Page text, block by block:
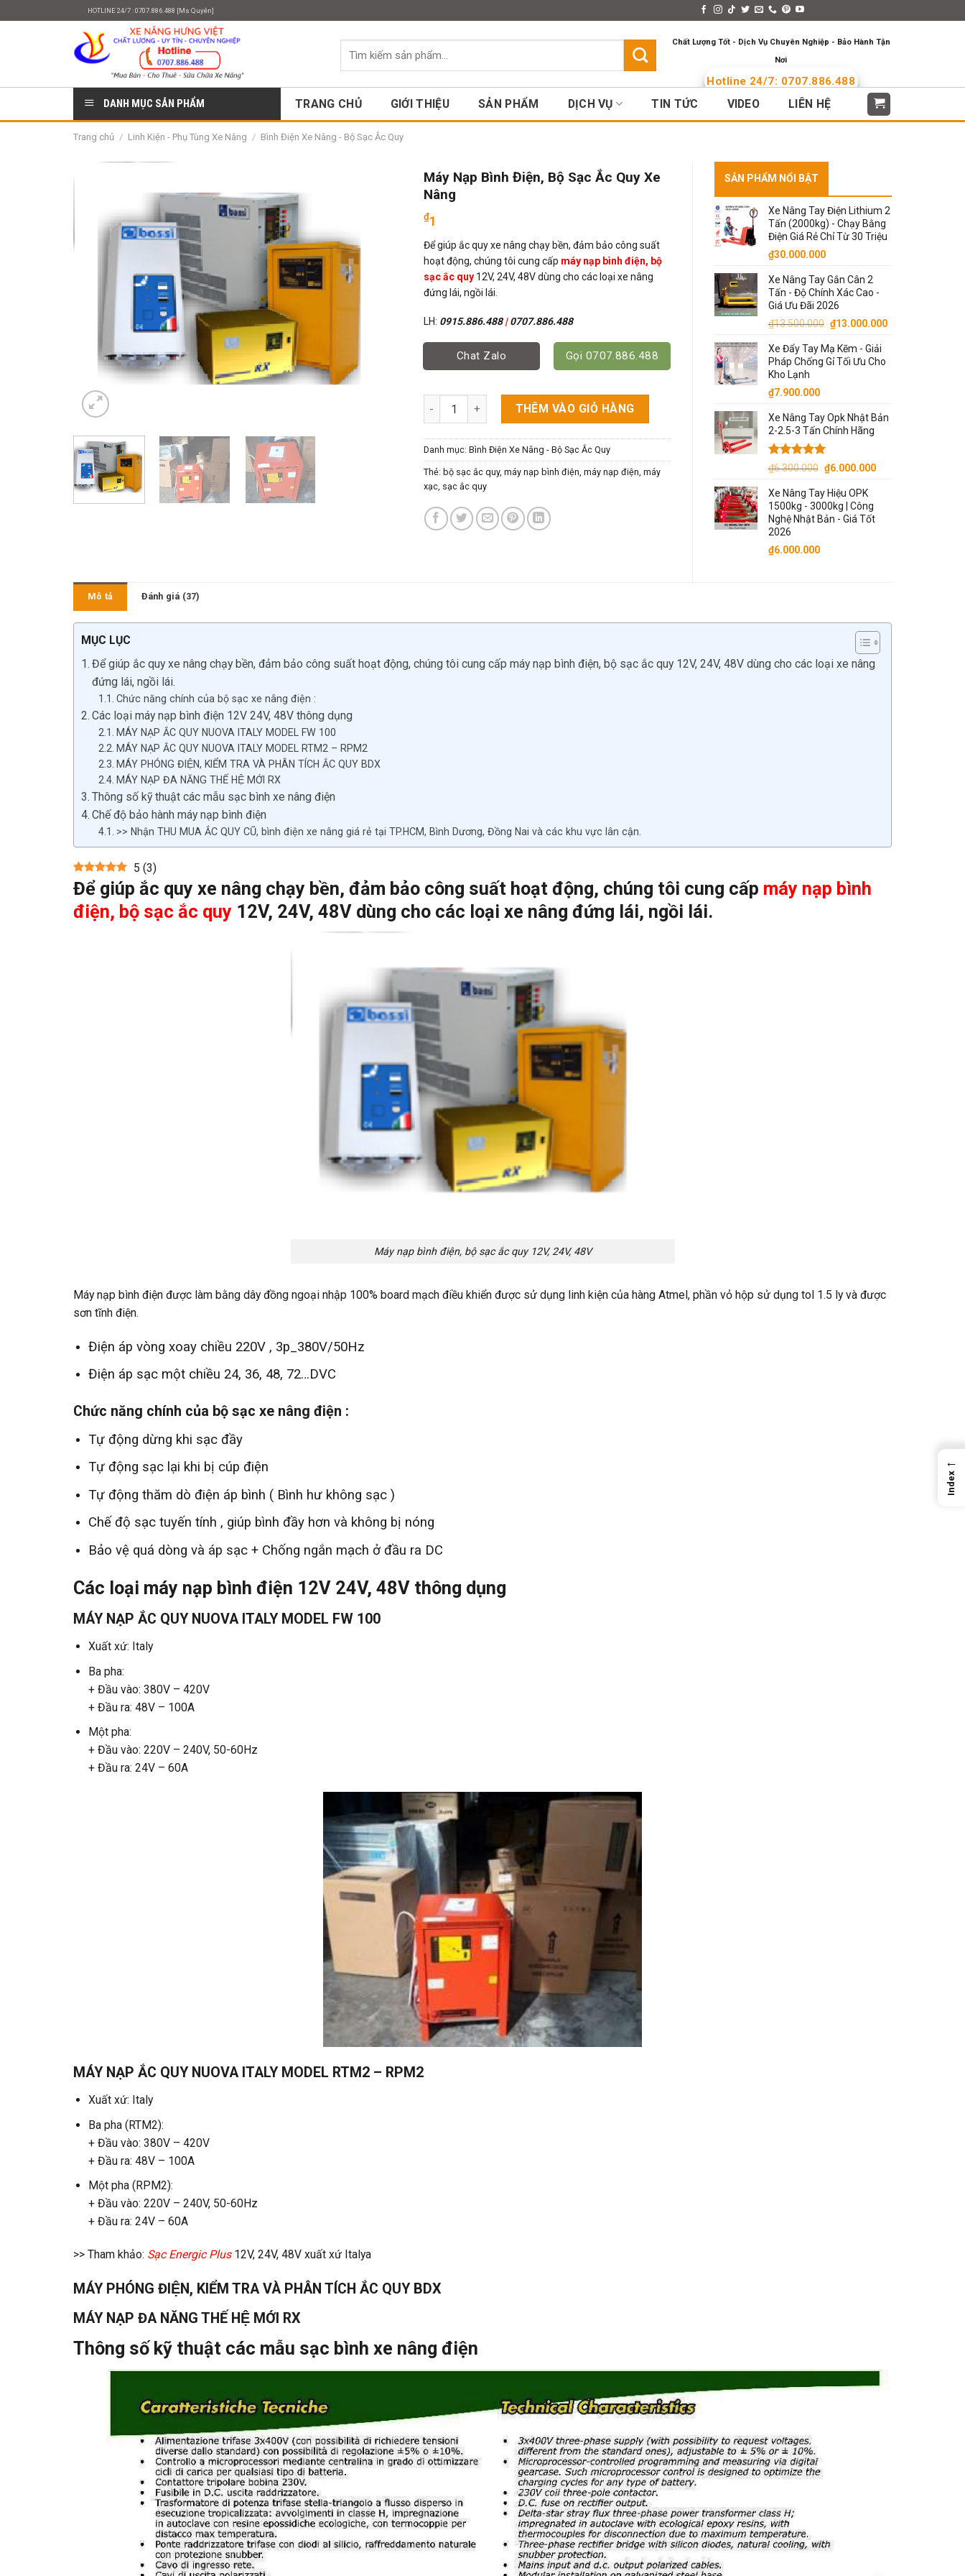
HOTLINE 24/7 : 0707.886.488 [Ms Quyên]
Tìm
Chất Lượng Tốt - Dịch Vụ Chuyên Nghiệp - Bảo Hành Tận
Nơi
Hotline 24/7: 0707.886.488
DANH MỤC SẢN PHẨM
TRANG CHỦ GIỚI THIỆU SẢN PHẨM DỊCH VỤ TIN TỨC VIDEO LIÊN HỆ
Trang chủ / Linh Kiện - Phụ Tùng Xe Nâng / Bình Điện Xe Nâng - Bộ Sạc Ắc Quy
Máy Nạp Bình Điện, Bộ Sạc Ắc Quy Xe
Nâng
₫1
Để giúp ắc quy xe nâng chạy bền, đảm bảo công suất
hoạt động, chúng tôi cung cấp máy nạp bình điện, bộ
sạc ắc quy12V, 24V, 48V dùng cho các loại xe nâng
đứng lái, ngồi lái.
LH: 0915.886.488|0707.886.488
Chat Zalo Gọi 0707.886.488
Máy Nạp Bình Điện, Bộ Sạc Ắc Quy Xe Nâng số lượng
THÊM VÀO GIỎ HÀNG
Danh mục: Bình Điện Xe Nâng - Bộ Sạc Ắc Quy
Thẻ: bộ sạc ắc quy, máy nạp bình điện, máy nạp điện, máy
xạc, sạc ắc quy
SẢN PHẨM NỔI BẬT
Xe Nâng Tay Điện Lithium 2
Tấn (2000kg) - Chạy Bằng
Điện Giá Rẻ Chỉ Từ 30 Triệu
₫30.000.000
Xe Nâng Tay Gắn Cân 2
Tấn - Độ Chính Xác Cao -
Giá Ưu Đãi 2026
₫13.500.000 Giá
là:
₫13.500.000.
₫13.000.000Giá
Xe Đẩy Tay Mạ Kẽm - Giải
Pháp Chống Gỉ Tối Ưu Cho
Kho Lạnh
₫7.900.000
Xe Nâng Tay Opk Nhật Bản
2-2.5-3 Tấn Chính Hãng
Được xếp
5 sao
₫6.300.000 Giá
là:
₫6.300.000.
₫6.000.000Giá
₫6.000.000.
Xe Nâng Tay Hiệu OPK
1500kg - 3000kg | Công
Nghệ Nhật Bản - Giá Tốt
2026
₫6.000.000
Mô tả Đánh giá (37)
MỤC LỤC
Để giúp ắc quy xe nâng chạy bền, đảm bảo công suất hoạt động, chúng tôi cung cấp máy nạp bình điện, bộ sạc ắc quy 12V, 24V, 48V dùng cho các loại xe nâng
đứng lái, ngồi lái.
Chức năng chính của bộ sạc xe nâng điện :
Các loại máy nạp bình điện 12V 24V, 48V thông dụng
MÁY NẠP ẮC QUY NUOVA ITALY MODEL FW 100
MÁY NẠP ẮC QUY NUOVA ITALY MODEL RTM2 – RPM2
MÁY PHÓNG ĐIỆN, KIỂM TRA VÀ PHÂN TÍCH ẮC QUY BDX
MÁY NẠP ĐA NĂNG THẾ HỆ MỚI RX
Thông số kỹ thuật các mẫu sạc bình xe nâng điện
Chế độ bảo hành máy nạp bình điện
>> Nhận THU MUA ẮC QUY CŨ, bình điện xe nâng giá rẻ tại TP.HCM, Bình Dương, Đồng Nai và các khu vực lân cận.
5 (3)
Để giúp ắc quy xe nâng chạy bền, đảm bảo công suất hoạt động, chúng tôi cung cấp máy nạp bình
điện, bộ sạc ắc quy 12V, 24V, 48V dùng cho các loại xe nâng đứng lái, ngồi lái.
Máy nạp bình điện, bộ sạc ắc quy 12V, 24V, 48V
Máy nạp bình điện được làm bằng dây đồng ngoại nhập 100% board mạch điều khiển được sử dụng linh kiện của hàng Atmel, phần vỏ hộp sử dụng tol 1.5 ly và được
sơn tĩnh điện.
Điện áp vòng xoay chiều 220V , 3p_380V/50Hz
Điện áp sạc một chiều 24, 36, 48, 72…DVC
Chức năng chính của bộ sạc xe nâng điện :
Tự động dừng khi sạc đầy
Tự động sạc lại khi bị cúp điện
Tự động thăm dò điện áp bình ( Bình hư không sạc )
Chế độ sạc tuyến tính , giúp bình đầy hơn và không bị nóng
Bảo vệ quá dòng và áp sạc + Chống ngắn mạch ở đầu ra DC
Các loại máy nạp bình điện 12V 24V, 48V thông dụng
MÁY NẠP ẮC QUY NUOVA ITALY MODEL FW 100
Xuất xứ: Italy
Ba pha:
+ Đầu vào: 380V – 420V
+ Đầu ra: 48V – 100A
Một pha:
+ Đầu vào: 220V – 240V, 50-60Hz
+ Đầu ra: 24V – 60A
MÁY NẠP ẮC QUY NUOVA ITALY MODEL RTM2 – RPM2
Xuất xứ: Italy
Ba pha (RTM2):
+ Đầu vào: 380V – 420V
+ Đầu ra: 48V – 100A
Một pha (RPM2):
+ Đầu vào: 220V – 240V, 50-60Hz
+ Đầu ra: 24V – 60A
>> Tham khảo: Sạc Energic Plus 12V, 24V, 48V xuất xứ Italya
MÁY PHÓNG ĐIỆN, KIỂM TRA VÀ PHÂN TÍCH ẮC QUY BDX
MÁY NẠP ĐA NĂNG THẾ HỆ MỚI RX
Thông số kỹ thuật các mẫu sạc bình xe nâng điện
←
Index